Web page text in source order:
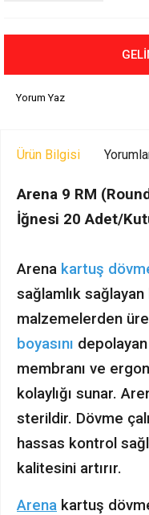
Yorum Yaz
Ürün Bilgisi
Arena 9 RM
İğnesi 20 Adet/
Arena kartuş
sağlamlık
malzemelerden
boyasını
membranı ve
kolaylığı sunar.
sterildir. Dövme
hassas kontrol
kalitesini artırır.
Arena kartuş